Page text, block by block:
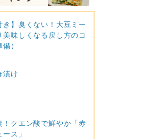
き】臭くない！大豆ミー
美味しくなる戻し方のコ
）
漬け
！クエン酸で鮮やか「赤
ス」